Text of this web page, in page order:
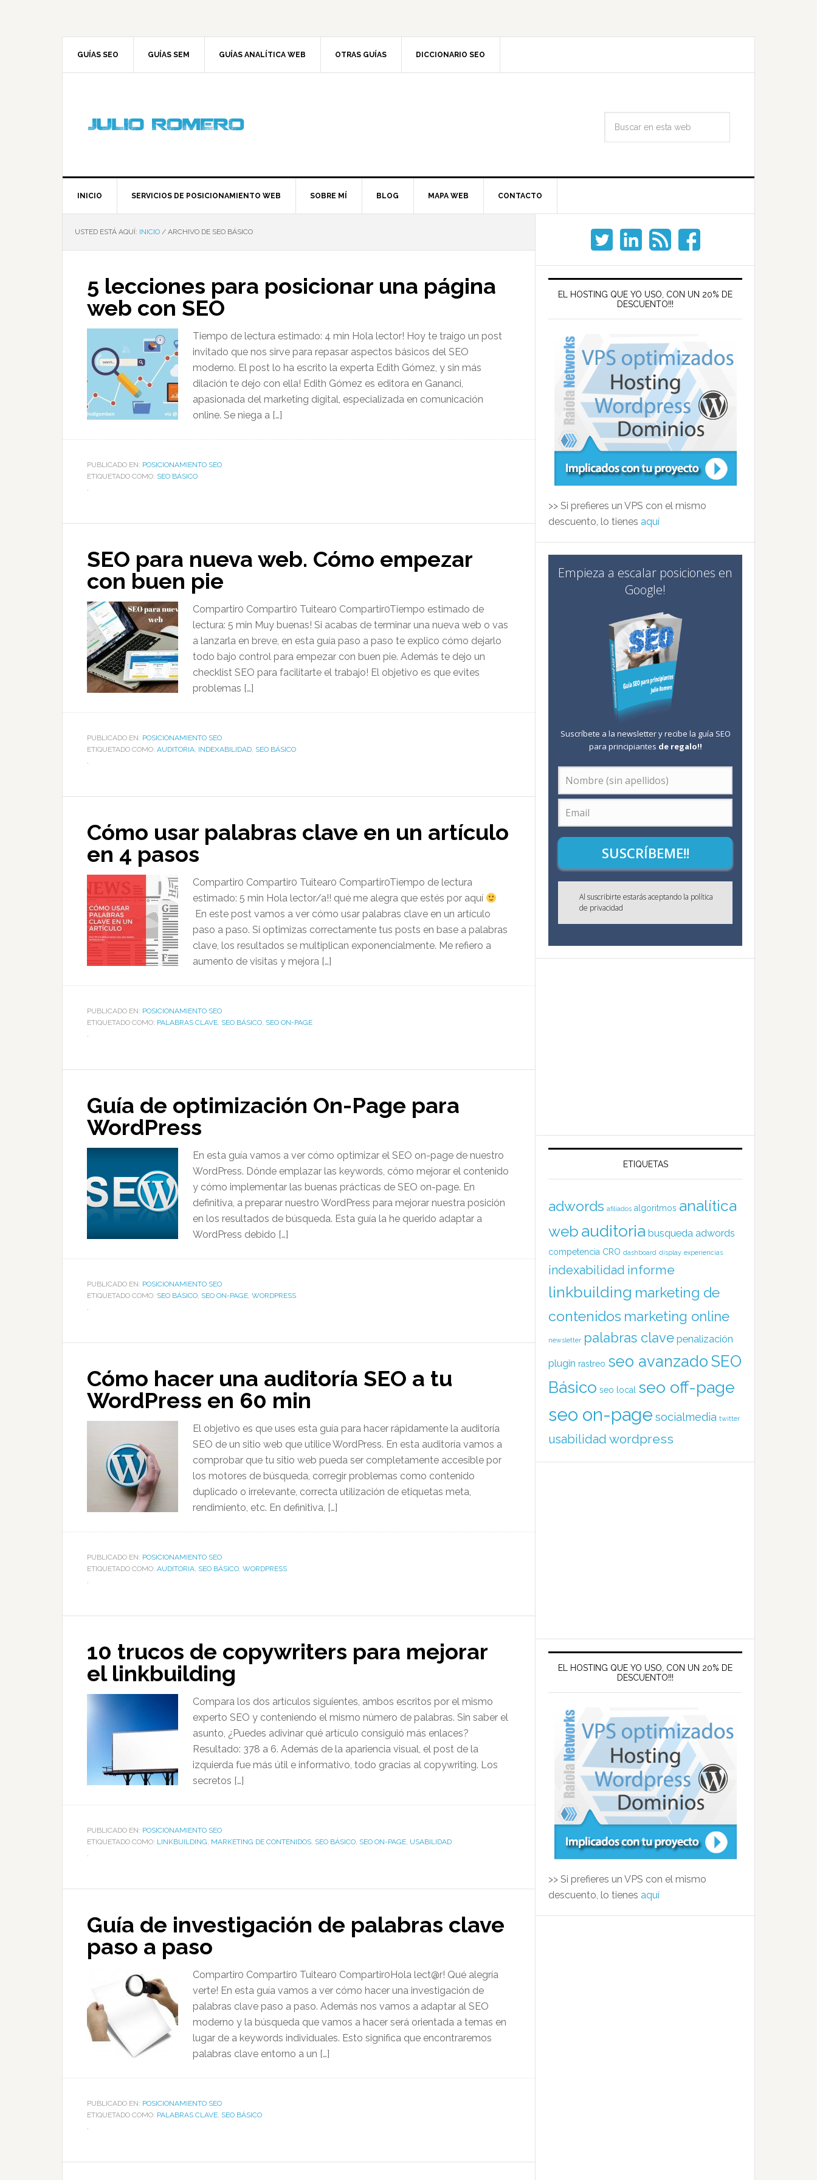
GUÍAS SEO GUÍAS SEM GUÍAS ANALÍTICA WEB OTRAS GUÍAS DICCIONARIO SEO
INICIO SERVICIOS DE POSICIONAMIENTO WEB SOBRE MÍ BLOG MAPA WEB CONTACTO
USTED ESTÁ AQUÍ: INICIO / ARCHIVO DE SEO BÁSICO
5 lecciones para posicionar una página
web con SEO
​Tiempo de lectura estimado: 4 min Hola lector! Hoy te traigo un post
invitado que nos sirve para repasar aspectos básicos del SEO
moderno. El post lo ha escrito la experta Edith Gómez​, y sin más
dilación te dejo con ella! Edith Gómez es editora en Gananci,
apasionada del marketing digital, especializada en comunicación
online. Se niega a […]
PUBLICADO EN: POSICIONAMIENTO SEO
ETIQUETADO COMO: SEO BÁSICO
,
SEO para nueva web. Cómo empezar
con buen pie
Compartir0 Compartir0 Tuitear0 Compartir0Tiempo estimado de
lectura: 5 min Muy buenas! Si acabas de terminar una nueva web​ o vas
a lanzarla en breve, en esta guía paso a paso te explico cómo dejarlo
todo bajo control para empezar con buen pie. Además te dejo un
checklist SEO para facilitarte el trabajo! El objetivo es que evites
problemas […]
PUBLICADO EN: POSICIONAMIENTO SEO
ETIQUETADO COMO: AUDITORIA, INDEXABILIDAD, SEO BÁSICO
,
Cómo usar palabras clave en un artículo
en 4 pasos
Compartir0 Compartir0 Tuitear0 Compartir0Tiempo de lectura
estimado: 5 min Hola lector/a!! qué me alegra que estés por aquí
En este post vamos a ver cómo usar palabras clave en un artículo
paso a paso. Si optimizas correctamente tus posts en base a palabras
clave, los resultados se multiplican exponencialmente. Me refiero a
aumento de visitas y mejora […]
PUBLICADO EN: POSICIONAMIENTO SEO
ETIQUETADO COMO: PALABRAS CLAVE, SEO BÁSICO, SEO ON-PAGE
,
Guía de optimización On-Page para
WordPress
En esta guía vamos a ver cómo optimizar el SEO on-page de nuestro
WordPress. Dónde emplazar las keywords, cómo mejorar el contenido
y cómo implementar las buenas prácticas de SEO on-page. En
definitiva, a preparar nuestro WordPress para mejorar nuestra posición
en los resultados de búsqueda. Esta guía la he querido adaptar a
WordPress debido […]
PUBLICADO EN: POSICIONAMIENTO SEO
ETIQUETADO COMO: SEO BÁSICO, SEO ON-PAGE, WORDPRESS
,
Cómo hacer una auditoría SEO a tu
WordPress en 60 min
El objetivo es que uses esta guía para hacer rápidamente la auditoría
SEO de un sitio web que utilice WordPress. En esta auditoría vamos a
comprobar que tu sitio web pueda ser completamente accesible por
los motores de búsqueda, corregir problemas como contenido
duplicado o irrelevante, correcta utilización de etiquetas meta,
rendimiento, etc. En definitiva, […]
PUBLICADO EN: POSICIONAMIENTO SEO
ETIQUETADO COMO: AUDITORIA, SEO BÁSICO, WORDPRESS
,
10 trucos de copywriters para mejorar
el linkbuilding
Compara los dos artículos siguientes, ambos escritos por el mismo
experto SEO y conteniendo el mismo número de palabras. Sin saber el
asunto, ¿Puedes adivinar qué artículo consiguió más enlaces?
Resultado: 378 a 6. Además de la apariencia visual, el post de la
izquierda fue más útil e informativo, todo gracias al copywriting. Los
secretos […]
PUBLICADO EN: POSICIONAMIENTO SEO
ETIQUETADO COMO: LINKBUILDING, MARKETING DE CONTENIDOS, SEO BÁSICO, SEO ON-PAGE, USABILIDAD
,
Guía de investigación de palabras clave
paso a paso
Compartir0 Compartir0 Tuitear0 Compartir0Hola lect@r! Qué alegría
verte! En esta guía vamos a ver cómo hacer una investigación de
palabras clave​ paso a paso. Además nos vamos a adaptar al SEO
moderno y la búsqueda que vamos a hacer será orientada a temas en
lugar de a keywords individuales. Esto significa que encontraremos
palabras clave entorno a un […]
PUBLICADO EN: POSICIONAMIENTO SEO
ETIQUETADO COMO: PALABRAS CLAVE, SEO BÁSICO
,
EL HOSTING QUE YO USO, CON UN 20% DE
DESCUENTO!!!
>> Si prefieres un VPS con el mismo
descuento, lo tienes aquí
Empieza a escalar posiciones en
Google!
Suscríbete a la newsletter y recibe la guía SEO
para principiantes de regalo!!
SUSCRÍBEME!!
Al suscribirte estarás aceptando la política
de privacidad
ETIQUETAS
adwords afiliados algoritmos analítica
web auditoria busqueda adwords
competencia CRO dashboard display experiencias
indexabilidad informe
linkbuilding marketing de
contenidos marketing online
newsletter palabras clave penalización
plugin rastreo seo avanzado SEO
Básico seo local seo off-page
seo on-page socialmedia twitter
usabilidad wordpress
EL HOSTING QUE YO USO, CON UN 20% DE
DESCUENTO!!!
>> Si prefieres un VPS con el mismo
descuento, lo tienes aquí